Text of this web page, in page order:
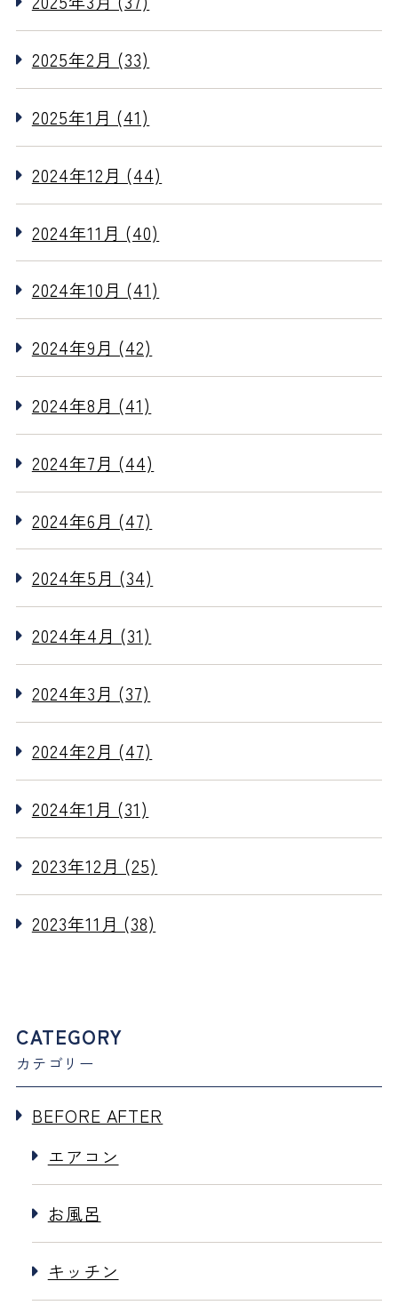
2025年2月 (33)
2025年1月 (41)
2024年12月 (44)
2024年11月 (40)
2024年10月 (41)
2024年9月 (42)
2024年8月 (41)
2024年7月 (44)
2024年6月 (47)
2024年5月 (34)
2024年4月 (31)
2024年3月 (37)
2024年2月 (47)
2024年1月 (31)
2023年12月 (25)
2023年11月 (38)
CATEGORY
カテゴリー
BEFORE AFTER
エアコン
お風呂
キッチン